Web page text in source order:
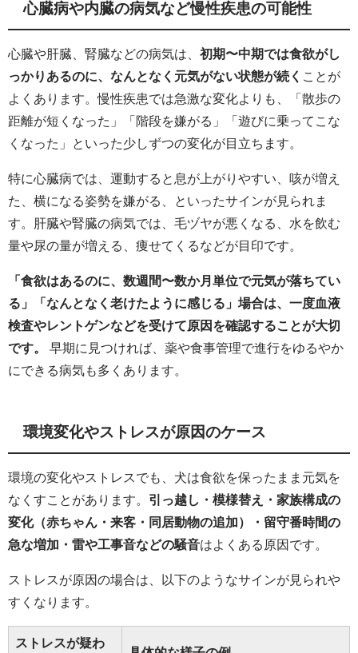
心臓病や内臓の病気など慢性疾患の可能性
心臓や肝臓、腎臓などの病気は、 初期〜中期では食欲がし
っかりあるのに、なんとなく元気がない状態が続く ことが
よくあります。慢性疾患では急激な変化よりも、「散歩の
距離が短くなった」「階段を嫌がる」「遊びに乗ってこな
くなった」といった少しずつの変化が目立ちます。
特に心臓病では、運動すると息が上がりやすい、咳が増え
た、横になる姿勢を嫌がる、といったサインが見られま
す。肝臓や腎臓の病気では、毛ヅヤが悪くなる、水を飲む
量や尿の量が増える、痩せてくるなどが目印です。
「食欲はあるのに、数週間〜数か月単位で元気が落ちてい
る」「なんとなく老けたように感じる」場合は、一度血液
検査やレントゲンなどを受けて原因を確認することが大切
です。
早期に見つければ、薬や食事管理で進行をゆるやか
にできる病気も多くあります。
環境変化やストレスが原因のケース
環境の変化やストレスでも、犬は食欲を保ったまま元気を
なくすことがあります。 引っ越し・模様替え・家族構成の
変化（赤ちゃん・来客・同居動物の追加）・留守番時間の
急な増加・雷や工事音などの騒音はよくある原因です。
ストレスが原因の場合は、以下のようなサインが見られや
すくなります。
ストレスが疑わ